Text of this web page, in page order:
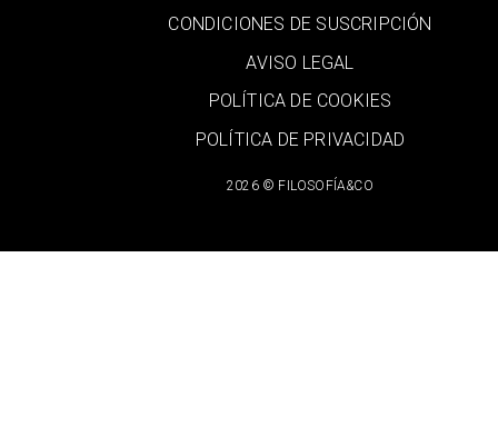
2026 © FILOSOFÍA&CO
CONDICIONES DE SUSCRIPCIÓN
AVISO LEGAL
POLÍTICA DE COOKIES
POLÍTICA DE PRIVACIDAD